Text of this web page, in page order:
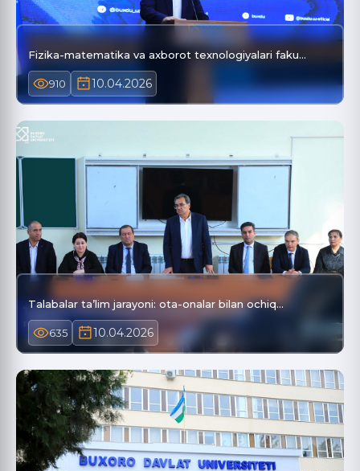
Fizika-matematika va axborot texnologiyalari faku…
910 10.04.2026
Talabalar ta’lim jarayoni: ota-onalar bilan ochiq…
635 10.04.2026